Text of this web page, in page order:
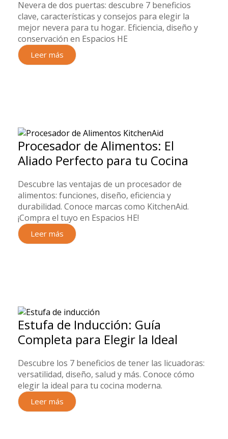
Nevera de dos puertas: descubre 7 beneficios
clave, características y consejos para elegir la
mejor nevera para tu hogar. Eficiencia, diseño y
conservación en Espacios HE
Leer más
Procesador de Alimentos: El
Aliado Perfecto para tu Cocina
Descubre las ventajas de un procesador de
alimentos: funciones, diseño, eficiencia y
durabilidad. Conoce marcas como KitchenAid.
¡Compra el tuyo en Espacios HE!
Leer más
Estufa de Inducción: Guía
Completa para Elegir la Ideal
Descubre los 7 beneficios de tener las licuadoras:
versatilidad, diseño, salud y más. Conoce cómo
elegir la ideal para tu cocina moderna.
Leer más